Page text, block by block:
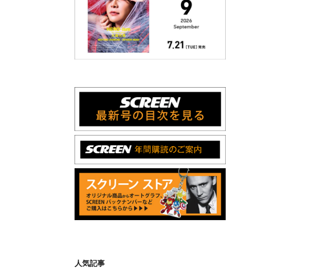
人気記事